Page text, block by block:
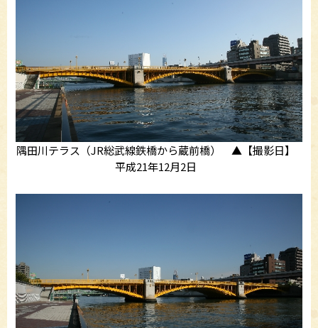
隅田川テラス（JR総武線鉄橋から蔵前橋） ▲【撮影日】
平成21年12月2日